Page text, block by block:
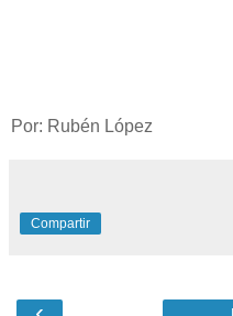
Por: Rubén López
Compartir